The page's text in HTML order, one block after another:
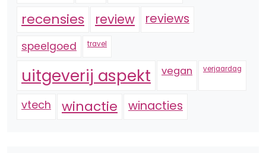
recensies review reviews
speelgoed travel
uitgeverij aspekt vegan verjaardag
vtech winactie winacties